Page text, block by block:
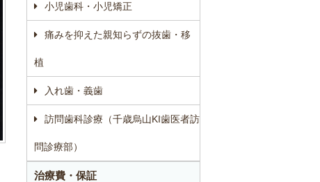
小児歯科・小児矯正
痛みを抑えた親知らずの抜歯・移
植
入れ歯・義歯
訪問歯科診療（千歳烏山KI歯医者訪
問診療部）
治療費・保証